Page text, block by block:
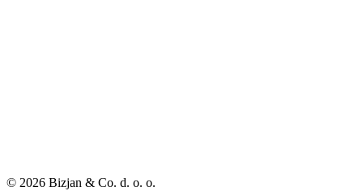
© 2026 Bizjan & Co. d. o. o.